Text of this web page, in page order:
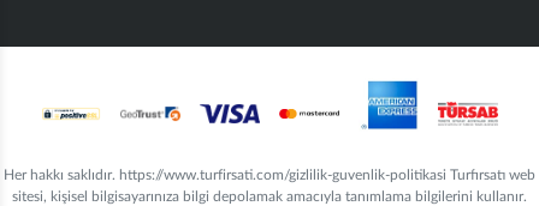
Her hakkı saklıdır. https://www.turfirsati.com/gizlilik-guvenlik-politikasi Turfırsatı web
sitesi, kişisel bilgisayarınıza bilgi depolamak amacıyla tanımlama bilgilerini kullanır.